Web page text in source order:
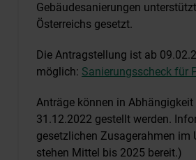
Gebäudesanierungen
Österreichs gesetzt.
Die Antragstellung ist ab
möglich: Sanierungsscheck für
Anträge können in
31.12.2022 gestellt werden.
gesetzlichen Zusagerahmen im
stehen Mittel bis 2025 bereit.)